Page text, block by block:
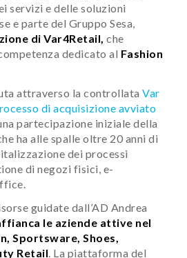
servizi e delle soluzioni
e parte del Gruppo Sesa,
di Var4Retail, che
dedicato al Fashion
attraverso la controllataVar
di acquisizione avviato
partecipazione iniziale della
ha alle spalle oltre 20 anni di
dei processi
di negozi fisici, e-
guidate dall’AD Andrea
le aziende attive nel
Sportsware, Shoes,
Retail. La piattaforma del